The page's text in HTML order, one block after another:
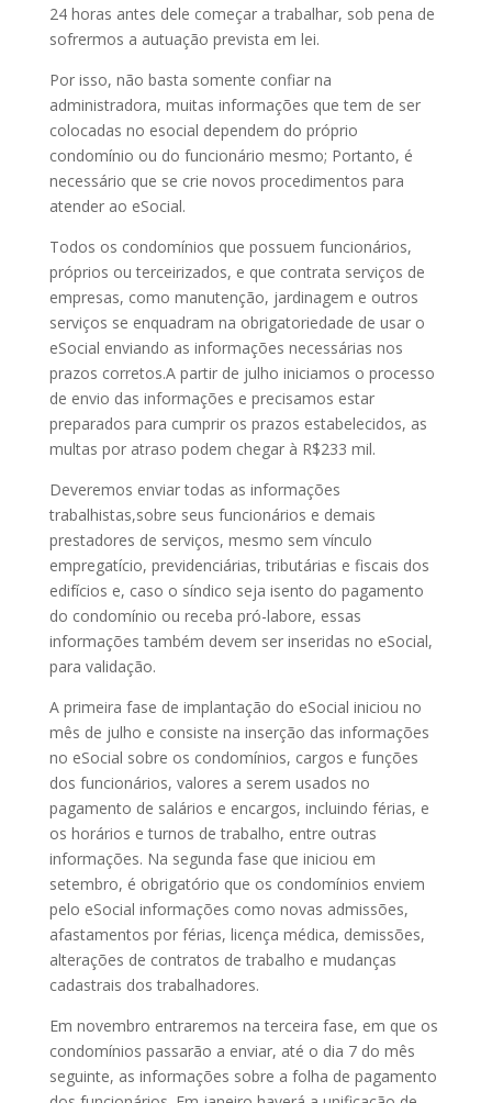
24 horas antes dele começar a trabalhar, sob pena de
sofrermos a autuação prevista em lei.
Por isso, não basta somente confiar na
administradora, muitas informações que tem de ser
colocadas no esocial dependem do próprio
condomínio ou do funcionário mesmo; Portanto, é
necessário que se crie novos procedimentos para
atender ao eSocial.
Todos os condomínios que possuem funcionários,
próprios ou terceirizados, e que contrata serviços de
empresas, como manutenção, jardinagem e outros
serviços se enquadram na obrigatoriedade de usar o
eSocial enviando as informações necessárias nos
prazos corretos.A partir de julho iniciamos o processo
de envio das informações e precisamos estar
preparados para cumprir os prazos estabelecidos, as
multas por atraso podem chegar à R$233 mil.
Deveremos enviar todas as informações
trabalhistas,sobre seus funcionários e demais
prestadores de serviços, mesmo sem vínculo
empregatício, previdenciárias, tributárias e fiscais dos
edifícios e, caso o síndico seja isento do pagamento
do condomínio ou receba pró-labore, essas
informações também devem ser inseridas no eSocial,
para validação.
A primeira fase de implantação do eSocial iniciou no
mês de julho e consiste na inserção das informações
no eSocial sobre os condomínios, cargos e funções
dos funcionários, valores a serem usados no
pagamento de salários e encargos, incluindo férias, e
os horários e turnos de trabalho, entre outras
informações. Na segunda fase que iniciou em
setembro, é obrigatório que os condomínios enviem
pelo eSocial informações como novas admissões,
afastamentos por férias, licença médica, demissões,
alterações de contratos de trabalho e mudanças
cadastrais dos trabalhadores.
Em novembro entraremos na terceira fase, em que os
condomínios passarão a enviar, até o dia 7 do mês
seguinte, as informações sobre a folha de pagamento